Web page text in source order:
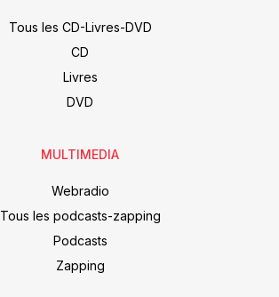
Tous les CD-Livres-DVD
CD
Livres
DVD
MULTIMEDIA
Webradio
Tous les podcasts-zapping
Podcasts
Zapping